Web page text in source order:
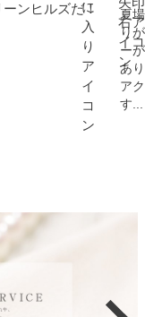
ンヒルズだ！
夏
り
ー
あ
ア
す...